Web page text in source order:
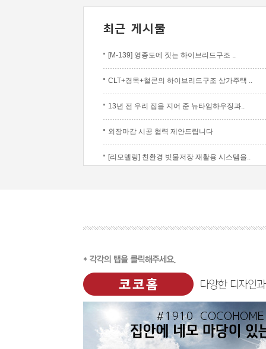
[M-139] 영종도에 짓는 하이브리드구조 ..
CLT+경목+철콘의 하이브리드구조 상가주택 ..
13년 전 우리 집을 지어 준 뉴타임하우징과..
외장마감 시공 협력 제안드립니다
[리모델링] 친환경 빗물저장 재활용 시스템을..